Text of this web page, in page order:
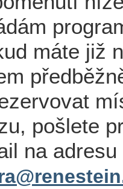
máte již
pošlete
na adresu